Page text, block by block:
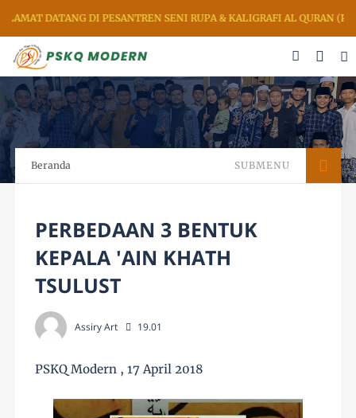
DATANG DI PESANTREN SENI RUPA & KALIGRAFI AL QURAN
Beranda SUBMENU
PERBEDAAN 3 BENTUK
KEPALA 'AIN KHATH
TSULUST
Assiry Art 19.01
PSKQ Modern , 17 April 2018